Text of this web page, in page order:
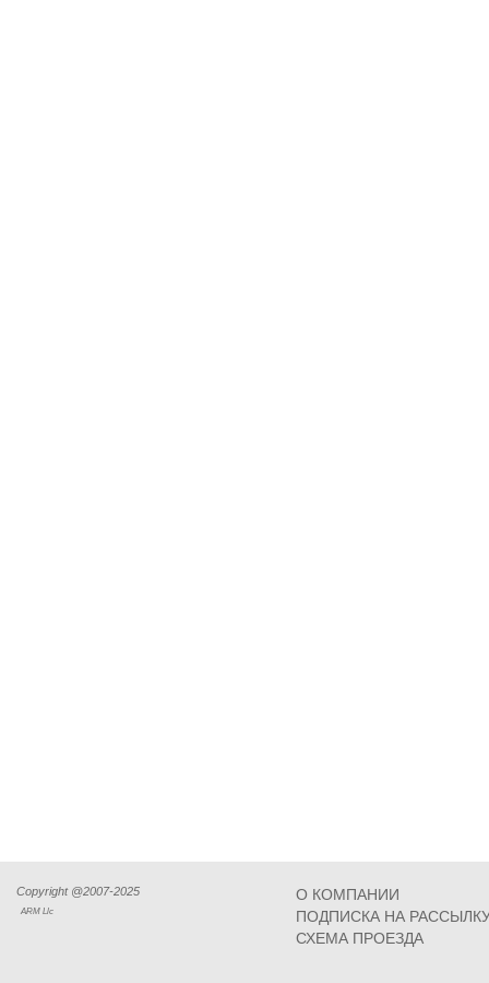
Copyright @2007-2025
ARM Llc
О КОМПАНИИ
ПОДПИСКА НА
СХЕМА ПРОЕЗДА